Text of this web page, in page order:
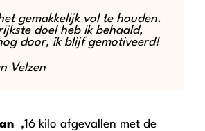
gemakkelijk vol te houden.
doel heb ik behaald,
door, ik blijf gemotiveerd!
Velzen
,16 kilo afgevallen met de